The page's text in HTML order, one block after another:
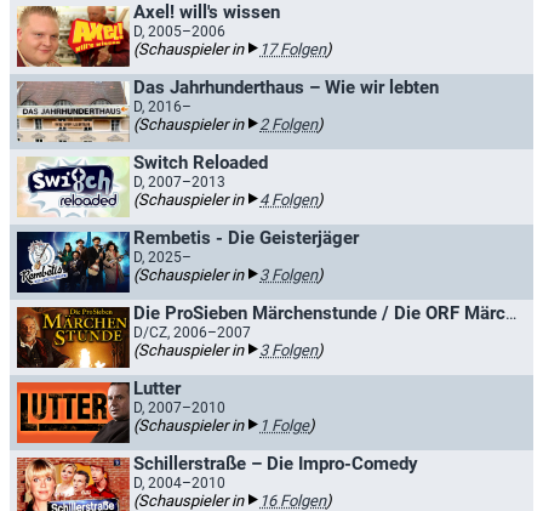
Axel! will's wissen
D, 2005–2006
(Schauspieler in 17 Folgen)
Das Jahrhunderthaus – Wie wir lebten
D, 2016–
(Schauspieler in 2 Folgen)
Switch Reloaded
D, 2007–2013
(Schauspieler in 4 Folgen)
Rembetis - Die Geisterjäger
D, 2025–
(Schauspieler in 3 Folgen)
Die ProSieben Märchenstunde / Die ORF Märchenstunde
D/CZ, 2006–2007
(Schauspieler in 3 Folgen)
Lutter
D, 2007–2010
(Schauspieler in 1 Folge)
Schillerstraße – Die Impro-Comedy
D, 2004–2010
(Schauspieler in 16 Folgen)